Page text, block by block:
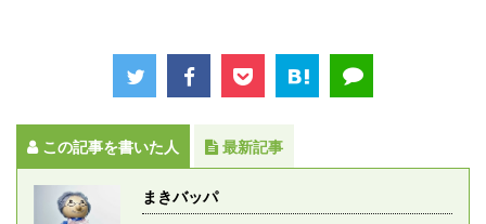
この記事を書いた人 最新記事
まきバッパ